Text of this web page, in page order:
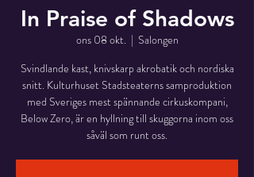
In Praise of Shadows
ons 08 okt.
  |
Salongen
Svindlande kast, knivskarp akrobatik och nordiska
snitt. Kulturhuset Stadsteaterns samproduktion
med Sveriges mest spännande cirkuskompani,
Below Zero, är en hyllning till skuggorna inom oss
såväl som runt oss.